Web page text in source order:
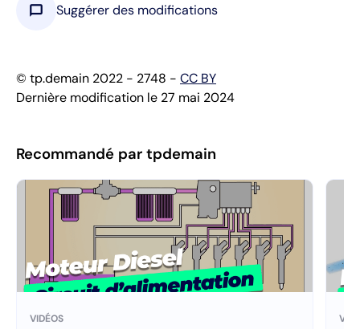
chat_bubble Suggérer des modifications
© tp.demain 2022 - 2748 - CC BY
Dernière modification le 27 mai 2024
Recommandé par tpdemain
VIDÉOS